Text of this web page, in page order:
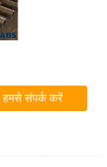
हमसे संपर्क करें